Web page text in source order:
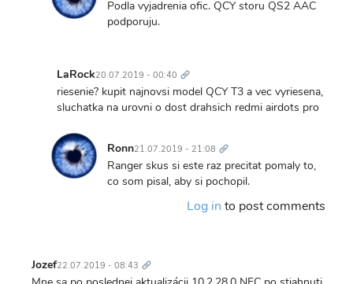
In
reply
viacerí
na
to…
mental.disease
Podla vyjadrenia ofic. QCY storu QS2 AAC
podporuju.
LaRock20.07.2019 - 00:40 odkaz
In
reply
Noo
viacerí
sa
riesenie? kupit najnovsi model QCY T3 a vec vyriesena,
sluchatka na urovni o dost drahsich redmi airdots pro
Ronn21.07.2019 - 21:08 odkaz
In
reply
by
LaRock
Ranger skus si este raz precitat pomaly to,
co som pisal, aby si pochopil.
Log in to post comments
Jozef22.07.2019 - 08:43 odkaz